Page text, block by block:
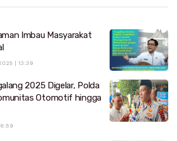
Imbau Masyarakat
| 13:39
2025 Digelar, Polda
Otomotif hingga